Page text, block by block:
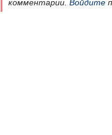
комментарии. Войдите